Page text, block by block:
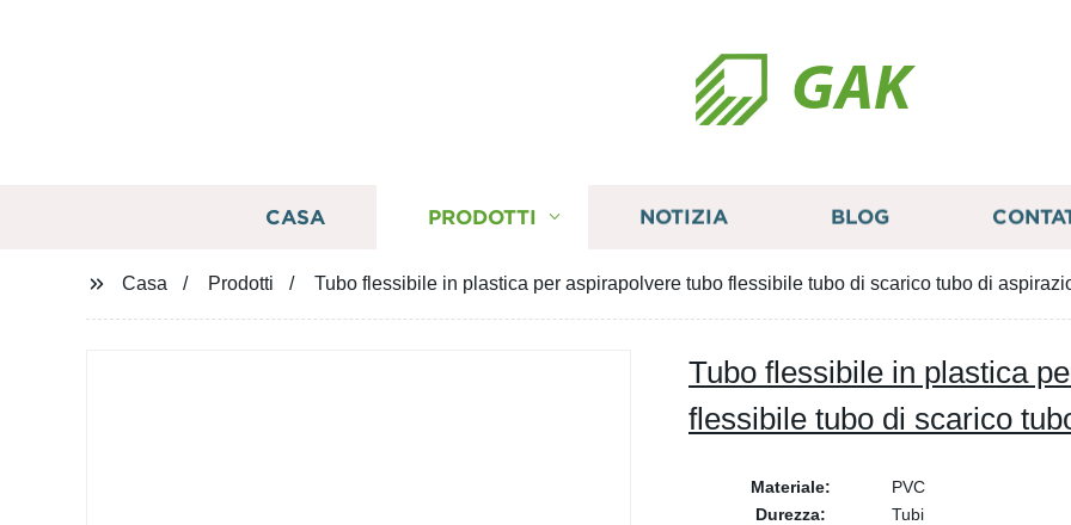
GAK
CASA PRODOTTI NOTIZIA BLOG
Casa Prodotti Tubo flessibile in plastica per aspirapolvere tubo flessibile tubo di scarico tubo di
Tubo flessibile in plastica
flessibile tubo di scarico
Materiale:
PVC
Durezza:
Tubi